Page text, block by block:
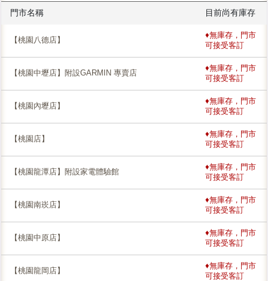
門市名稱 目前尚有庫存
【桃園八德店】
♦無庫存，門市
可接受客訂
【桃園中壢店】附設GARMIN 專賣店
♦無庫存，門市
可接受客訂
【桃園內壢店】
♦無庫存，門市
可接受客訂
【桃園店】
♦無庫存，門市
可接受客訂
【桃園龍潭店】附設家電體驗館
♦無庫存，門市
可接受客訂
【桃園南崁店】
♦無庫存，門市
可接受客訂
【桃園中原店】
♦無庫存，門市
可接受客訂
【桃園龍岡店】
♦無庫存，門市
可接受客訂